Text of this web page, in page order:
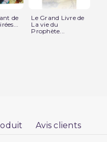
de
Le Grand Livre de
La vie du
Prophète...
Avis clients